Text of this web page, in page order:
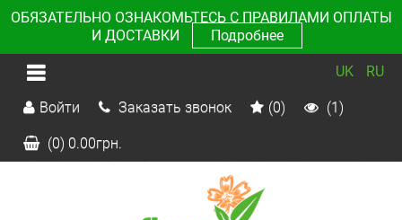
ОБЯЗАТЕЛЬНО ОЗНАКОМЬТЕСЬ С ПРАВИЛАМИ ОПЛАТЫ
И ДОСТАВКИ
Подробнее
UK RU
Войти Заказать звонок (0) (1)
(0) 0.00грн.